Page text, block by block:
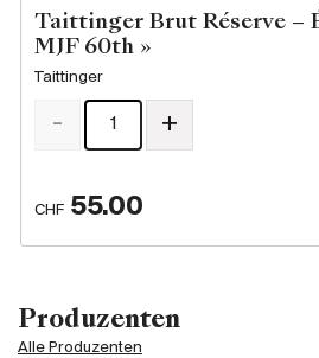
Produzenten
Alle Produzenten
Taittinger Brut Réserve –
MJF 60th »
Taittinger
CHF 55.00
- +